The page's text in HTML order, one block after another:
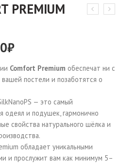
PREMIUM
₽
Comfort Premium обеспечат ни с
постели и позаботятся о
— это самый
одеял и подушек, гармонично
свойства натурального шёлка и
обладает уникальными
и прослужит вам как минимум 5–